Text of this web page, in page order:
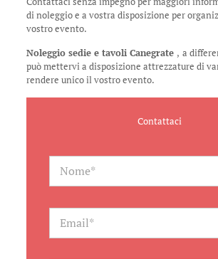
di noleggio e a vostra disposizione per
vostro evento.
Noleggio sedie e tavoli Canegrate , a
può mettervi a disposizione attrezzature di
rendere unico il vostro evento.
Contattaci
N
m
*E
a